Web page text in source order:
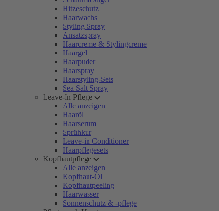
Hitzeschutz
Haarwachs
Styling Spray
Ansatzspray
Haarcreme & Stylingcreme
Haargel
Haarpuder
Haarspray
Haarstyling-Sets
Sea Salt Spray
Leave-In Pflege
Alle anzeigen
Haaröl
Haarserum
Sprühkur
Leave-in Conditioner
Haarpflegesets
Kopfhautpflege
Alle anzeigen
Kopfhaut-Öl
Kopfhautpeeling
Haarwasser
Sonnenschutz & -pflege